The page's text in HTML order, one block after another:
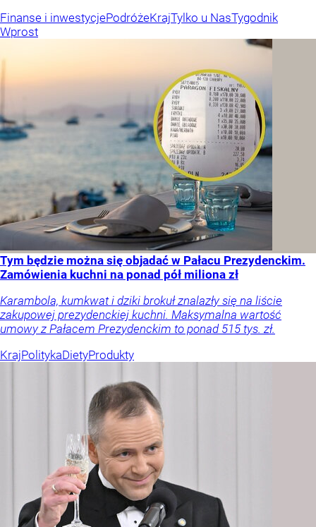
Finanse i inwestycjePodróżeKrajTylko u NasTygodnik
Wprost
Tym będzie można się objadać w Pałacu Prezydenckim.
Zamówienia kuchni na ponad pół miliona zł
Karambola, kumkwat i dziki brokuł znalazły się na liście
zakupowej prezydenckiej kuchni. Maksymalna wartość
umowy z Pałacem Prezydenckim to ponad 515 tys. zł.
KrajPolitykaDietyProdukty